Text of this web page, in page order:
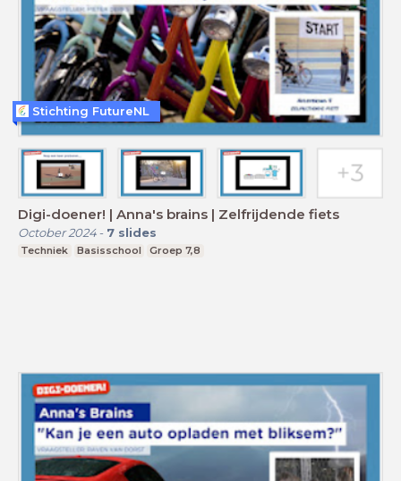
Digi-doener! | Anna's brains | Zelfrijdende fiets
October 2024- 7 slides
Techniek Basisschool Groep 7,8
Stichting FutureNL